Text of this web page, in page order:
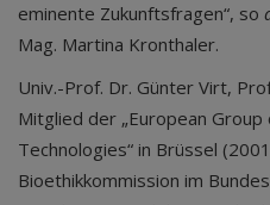
eminente Zukunftsfragen“, so
Mag. Martina Kronthaler.
Univ.-Prof. Dr. Günter Virt,
Mitglied der „European Group
Technologies“ in Brüssel
Bioethikkommission im